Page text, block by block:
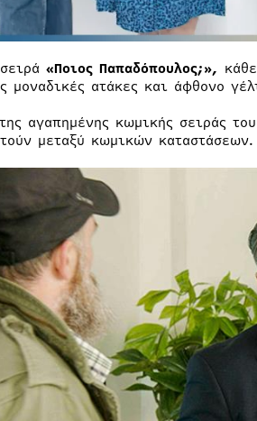
«Ποιος Παπαδόπουλος;»,
μοναδικές ατάκες και άφθονο
αγαπημένης κωμικής σειράς του
μεταξύ κωμικών καταστάσεων.